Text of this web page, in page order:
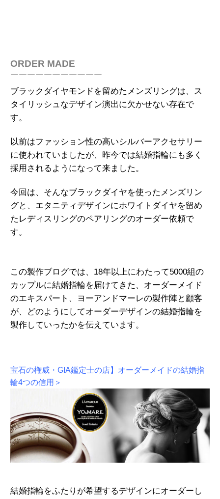
ORDER MADE
￣￣￣￣￣￣￣￣￣￣￣
ブラックダイヤモンドを留めたメンズリングは、ス
タイリッシュなデザイン演出に欠かせない存在で
す。
以前はファッション性の高いシルバーアクセサリー
に使われていましたが、昨今では結婚指輪にも多く
採用されるようになって来ました。
今回は、そんなブラックダイヤを使ったメンズリン
グと、エタニティデザインにホワイトダイヤを留め
たレディスリングのペアリングのオーダー依頼で
す。
この製作ブログでは、18年以上にわたって5000組の
カップルに結婚指輪を届けてきた、オーダーメイド
のエキスパート、
ヨーアンドマーレの製作陣と顧客
が、
どのようにしてオーダーデザインの結婚指輪を
製作していったかを伝えています。
宝石の権威・GIA鑑定士の店】オーダーメイドの結婚指
輪4つの信用＞
結婚指輪をふたりが希望するデザインにオーダー し